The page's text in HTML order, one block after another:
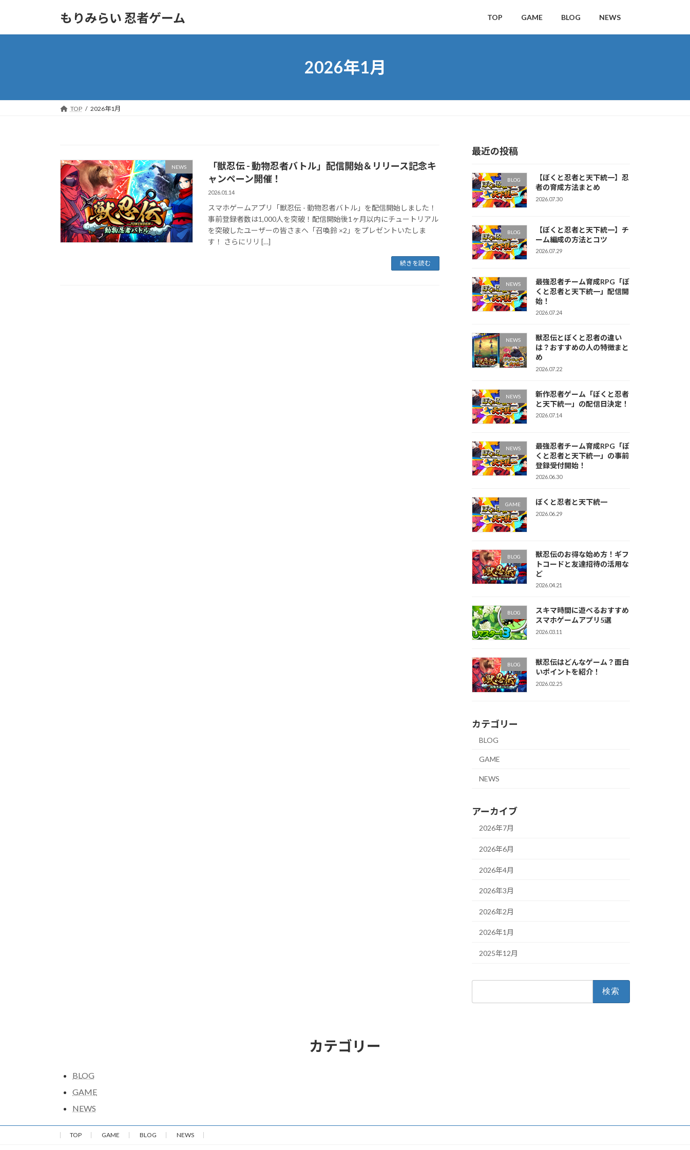
もりみらい 忍者ゲーム TOP GAME BLOG NEWS
2026年1月
TOP 2026年1月
NEWS
「獣忍伝 - 動物忍者バトル」配信開始＆リリース記念キ
ャンペーン開催！
2026.01.14
スマホゲームアプリ「獣忍伝 - 動物忍者バトル」を配信開始しました！
事前登録者数は1,000人を突破！配信開始後1ヶ月以内にチュートリアル
を突破したユーザーの皆さまへ「召喚鈴 ×2」をプレゼントいたしま
す！ さらにリリ […]
続きを読む
最近の投稿
BLOG
【ぼくと忍者と天下統一】忍
者の育成方法まとめ
2026.07.30
BLOG
【ぼくと忍者と天下統一】チ
ーム編成の方法とコツ
2026.07.29
NEWS
最強忍者チーム育成RPG「ぼ
くと忍者と天下統一」配信開
始！
2026.07.24
NEWS
獣忍伝とぼくと忍者の違い
は？おすすめの人の特徴まと
め
2026.07.22
NEWS
新作忍者ゲーム「ぼくと忍者
と天下統一」の配信日決定！
2026.07.14
NEWS
最強忍者チーム育成RPG「ぼ
くと忍者と天下統一」の事前
登録受付開始！
2026.06.30
GAME ぼくと忍者と天下統一
2026.06.29
BLOG
獣忍伝のお得な始め方！ギフ
トコードと友達招待の活用な
ど
2026.04.21
BLOG
スキマ時間に遊べるおすすめ
スマホゲームアプリ5選
2026.03.11
BLOG
獣忍伝はどんなゲーム？面白
いポイントを紹介！
2026.02.25
カテゴリー
BLOG
GAME
NEWS
アーカイブ
2026年7月
2026年6月
2026年4月
2026年3月
2026年2月
2026年1月
2025年12月
カテゴリー
BLOG
GAME
NEWS
TOP GAME BLOG NEWS